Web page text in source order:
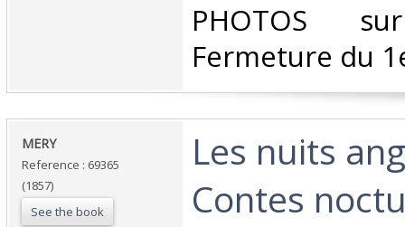
‎PHOTOS
Fermeture du
‎MERY ‎
Reference : 69365
(1857)
See the book
‎Les nuits
Contes